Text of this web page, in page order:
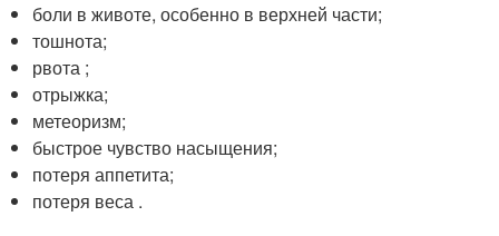
боли в животе, особенно в верхней части;
тошнота;
рвота ;
отрыжка;
метеоризм;
быстрое чувство насыщения;
потеря аппетита;
потеря веса .